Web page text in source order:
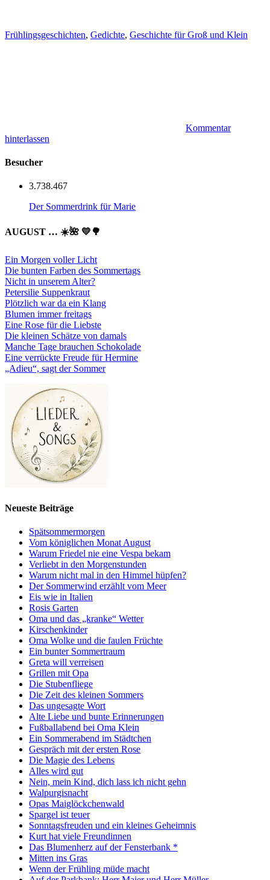
Frühlingsgeschichten, Gedichte, Geschichte für Groß und Klein
Kommentar
hinterlassen
Besucher
3.738.467
Der Sommerdrink für Marie
AUGUST … ☀️🌺 💛🌳
Ein Morgen voller Licht
Die bunten Farben des Sommertags
Nicht in unserem Alter?
Petersilie Suppenkraut
Plötzlich war da ein Klang
Blumen immer freitags
Eine Rose für die Liebste
Die kleinen Schätze von damals
Manche Tage brauchen Schokolade
Eine verrückte Freude für Hermine
„Adieu“, sagt der Sommer
Neueste Beiträge
Spätsommermorgen
Vom königlichen Monat August
Warum Friedel nie eine Vespa bekam
Verliebt in den Morgenstunden
Warum nicht mal in den Himmel hüpfen?
Der Sommerwind erzählt vom Meer
Eis wie in Italien
Rosis Garten
Oma und das „kranke“ Wetter
Kirschenkinder
Oma Wolke und die faulen Früchte
Ein bunter Sommertraum
Greta will verreisen
Grillen mit Opa
Die Stubenfliege
Die Zeit des kleinen Sommers
Das ungesagte Wort
Alte Liebe und bunte Erinnerungen
Fußballabend bei Oma Klein
Ein Sommerabend im Städtchen
Gespräch mit der ersten Rose
Die Magie des Lebens
Alles wird gut
Nein, mein Kind, dich lass ich nicht gehn
Walpurgisnacht
Opas Maiglöckchenwald
Spargel ist teuer
Sonntagsfreuden und ein kleines Geheimnis
Kurt hat viele Freundinnen
Das Blumenherz auf der Fensterbank *
Mitten ins Gras
Wenn der Frühling müde macht